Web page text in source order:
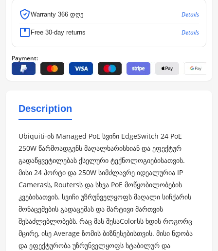
Warranty 366 დღე Details
Free 30-day returns Details
Payment:
Description
Ubiquiti-ის Managed PoE სვიჩი EdgeSwitch 24 PoE
250W წარმოადგენს მაღალხარისხიან და ეფექტურ
გადაწყვეტილებას ქსელური ტექნოლოგიებისათვის.
მისი 24 პორტი და 250W სიმძლავრე იდეალურია IP
Camerasს, Routersს და სხვა PoE მოწყობილობების
კვებისათვის. სვიჩი უზრუნველყოფს მაღალი სიჩქარის
მონაცემების გადაცემას და მარტივი მართვის
შესაძლებლობებს, რაც მას შესაColorსს ხდის როგორც
მცირე, ისე Average ზომის ბიზნესებისთვის. მისი ნდობა
და ეფექტურობა უზრუნველყოფს სტაბილურ და